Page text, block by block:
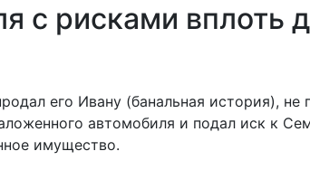
с рисками вплоть
его Ивану (банальная история), не
автомобиля и подал иск к
имущество.